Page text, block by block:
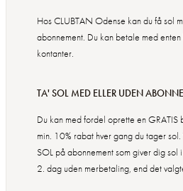
Hos CLUBTAN Odense kan du få sol
abonnement. Du kan betale med
kontanter.
TA' SOL MED ELLER UDEN
Du kan med fordel oprette en GRATIS
min. 10% rabat hver gang du tager
SOL på abonnement som giver dig
2. dag uden merbetaling, end det